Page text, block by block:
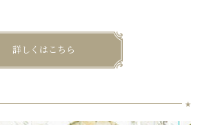
詳しくはこちら